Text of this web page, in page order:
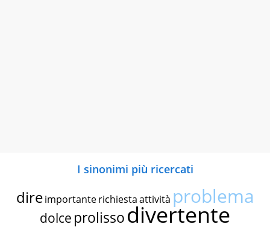
I sinonimi più ricercati
dire importante richiestaattività problema
dolce prolissodivertente